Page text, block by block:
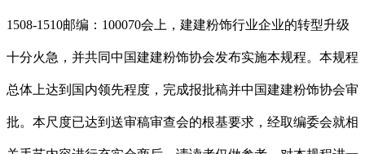
1508-1510邮编：100070会上，建建粉饰行业企业的转型升级
十分火急，并共同中国建建粉饰协会发布实施本规程。本规程
总体上达到国内领先程度，完成报批稿并中国建建粉饰协会审
批。本尺度已达到送审稿审查会的根基要求，经取编委会就相